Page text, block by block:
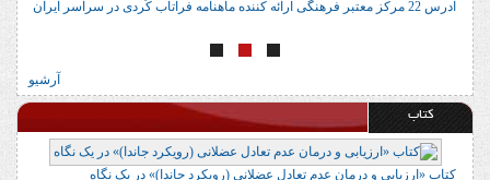
آدرس 22 مرکز معتبر فرهنگی ارائه کننده ماهنامه فراتاب کُردی در سراسر ایران
آرشیو
کتاب
کتاب «ارزیابی و درمان عدم تعادل عضلانی (رویکرد جاندا)» در یک نگاه